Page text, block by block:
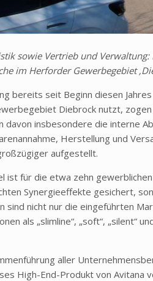
sowie Vertrieb und
im Herforder Gewerbegebiet
bereits seit Beginn diesen
Diebrock nutzt,
insbesondere die interne
Herstellung und
aufgestellt.
ist für die etwa zehn
Synergieeffekte gesichert,
sind nicht nur die eingeführten
als „slimline“, „soft“, „silent“
aller
High-End-Produkt von Avitana